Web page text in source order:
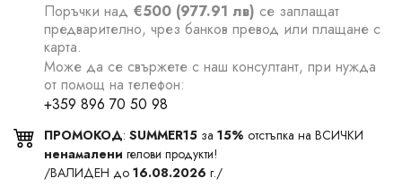
Поръчки над €500 (977.91 лв) се заплащат
предварително, чрез банков превод или плащане с
карта.
Може да се свържете с наш консултант, при нужда
от помощ на телефон:
+359 896 70 50 98
ПРОМОКОД: SUMMER15 за 15% отстъпка на ВСИЧКИ
ненамалени гелови продукти!
/ВАЛИДЕН до 16.08.2026 г./